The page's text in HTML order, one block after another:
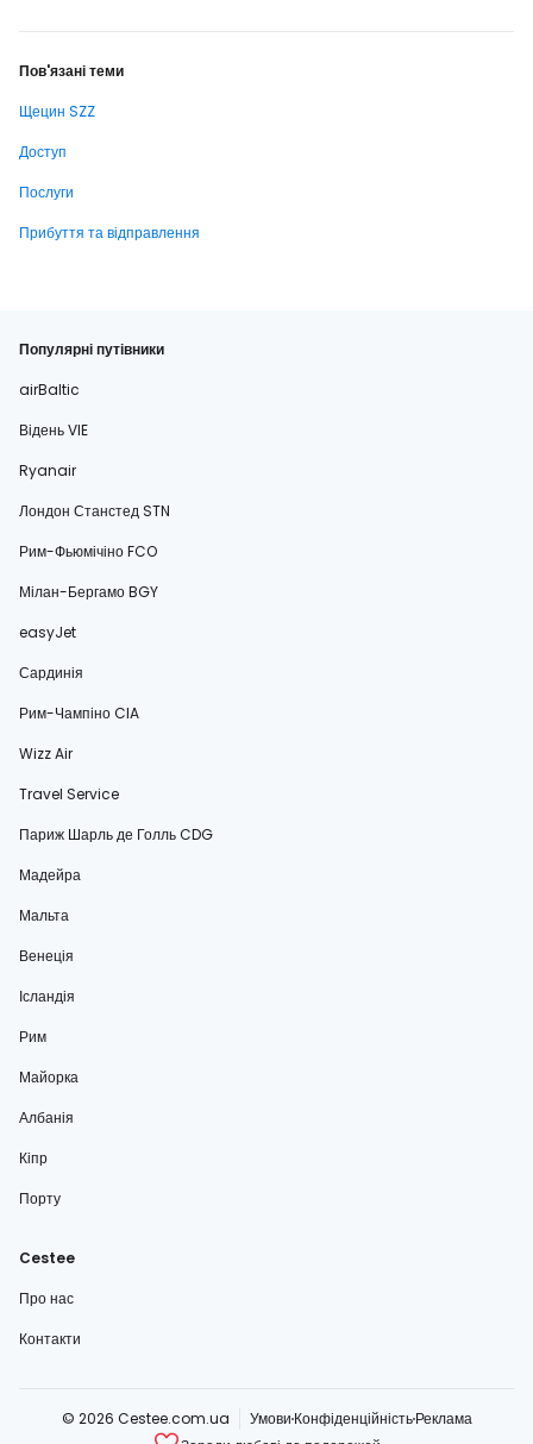
Пов'язані теми
Щецин SZZ
Доступ
Послуги
Прибуття та відправлення
Популярні путівники
airBaltic
Відень VIE
Ryanair
Лондон Станстед STN
Рим-Фьюмічіно FCO
Мілан-Бергамо BGY
easyJet
Сардинія
Рим-Чампіно CIA
Wizz Air
Travel Service
Париж Шарль де Голль CDG
Мадейра
Мальта
Венеція
Ісландія
Рим
Майорка
Албанія
Кіпр
Порту
Cestee
Про нас
Контакти
© 2026 Cestee.com.ua УмовиКонфіденційністьРеклама